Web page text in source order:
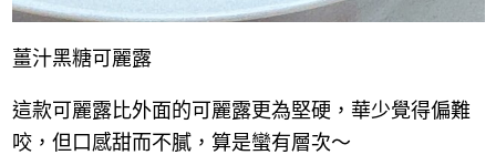
薑汁黑糖可麗露
這款可麗露比外面的可麗露更為堅硬，華少覺得偏難
咬，但口感甜而不膩，算是蠻有層次～